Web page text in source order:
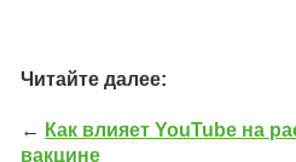
Читайте далее:
← Как влияет YouTube на
вакцине